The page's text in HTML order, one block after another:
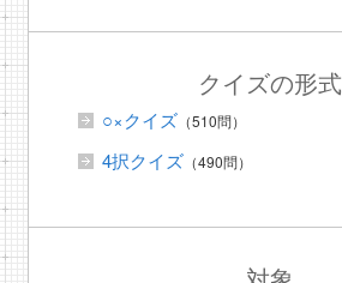
クイズの形式
○×クイズ（510問）
4択クイズ（490問）